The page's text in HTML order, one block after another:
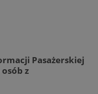
Pasażerskiej
z